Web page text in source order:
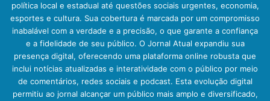
política local e estadual até questões sociais urgentes, economia,
esportes e cultura. Sua cobertura é marcada por um compromisso
inabalável com a verdade e a precisão, o que garante a confiança
e a fidelidade de seu público. O Jornal Atual expandiu sua
presença digital, oferecendo uma plataforma online robusta que
inclui notícias atualizadas e interatividade com o público por meio
de comentários, redes sociais e podcast. Esta evolução digital
permitiu ao jornal alcançar um público mais amplo e diversificado,